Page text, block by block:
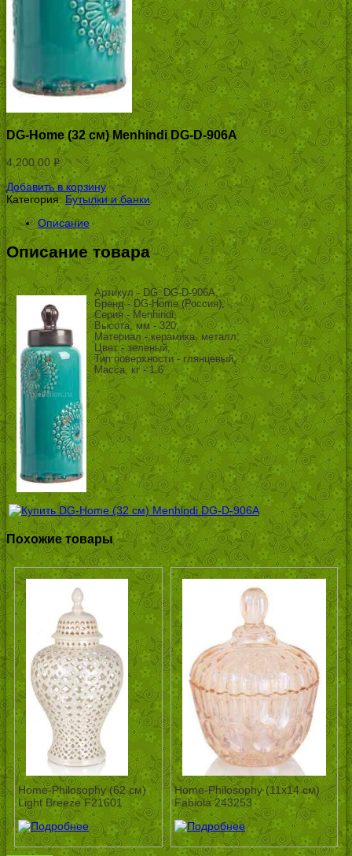
DG-Home (32 см) Menhindi DG-D-906A
4,200.00 Р
УБ.
Добавить в корзину
Категория: Бутылки и банки
Описание
Описание товара
Артикул - DG_DG-D-906A,
Бренд - DG-Home (Россия),
Серия - Menhindi,
Высота, мм - 320,
Материал - керамика, металл,
Цвет - зеленый,
Тип поверхности - глянцевый,
Масса, кг - 1.6
Похожие товары
Home-Philosophy (62 см)
Light Breeze F21601
Home-Philosophy (11х14 см)
Fabiola 243253